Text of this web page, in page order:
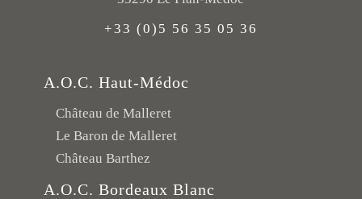
+33 (0)5 56 35 05 36
A.O.C. Haut-Médoc
Château de Malleret
Le Baron de Malleret
Château Barthez
A.O.C. Bordeaux Blanc